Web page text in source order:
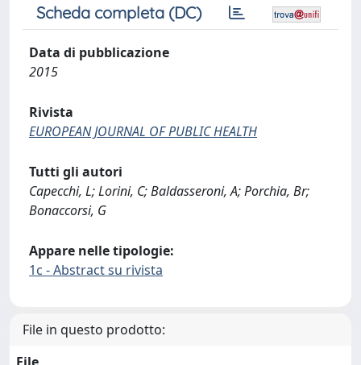
Scheda completa (DC)
Data di pubblicazione
2015
Rivista
EUROPEAN JOURNAL OF PUBLIC HEALTH
Tutti gli autori
Capecchi, L; Lorini, C; Baldasseroni, A; Porchia, Br;
Bonaccorsi, G
Appare nelle tipologie:
1c - Abstract su rivista
File in questo prodotto: